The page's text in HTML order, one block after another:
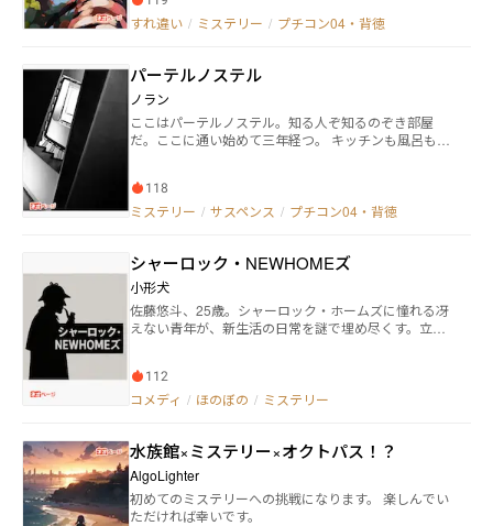
すれ違い / ミステリー / プチコン04・背徳
パーテルノステル
ノラン
ここはパーテルノステル。知る人ぞ知るのぞき部屋
だ。ここに通い始めて三年経つ。 キッチンも風呂もな
のぞき窓から隅々まで見渡せる程度のこじんまりした
空間で、どういう仕組みになっているのか、部屋その
常にゆっくりと動き続ける乗り降り自由の観覧車とい
うところだ。
118
ミステリー / サスペンス / プチコン04・背徳
シャーロック・NEWHOMEズ
小形犬
佐藤悠斗、25歳。シャーロック・ホームズに憧れる冴
えない青年が、新生活の日常を謎で埋め尽くす。立ち
112
コメディ / ほのぼの / ミステリー
水族館×ミステリー×オクトパス！？
AlgoLighter
初めてのミステリーへの挑戦になります。 楽しんでい
ただければ幸いです。